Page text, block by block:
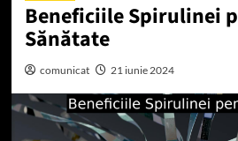
Beneficiile Spirulinei
Sănătate
comunicat 21 iunie 2024